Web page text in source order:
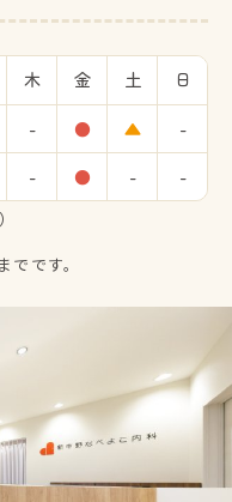
木 金 土 日
- ● ▲
-
- ● - -
です。